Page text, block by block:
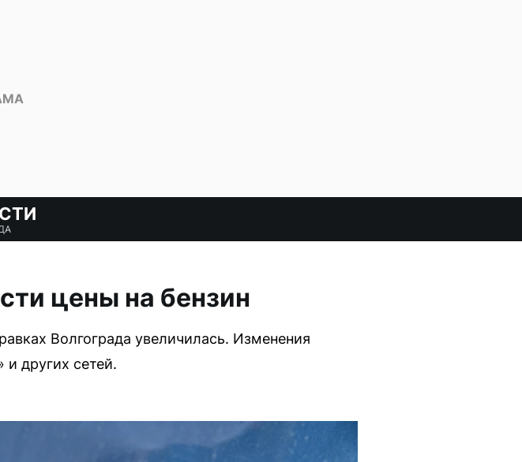
цены на бензин
Волгограда увеличилась. Изменения
и других сетей.